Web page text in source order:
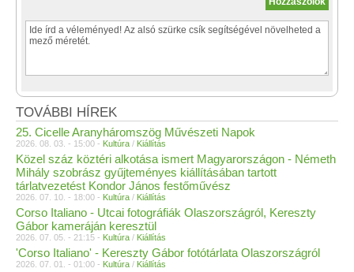
TOVÁBBI HÍREK
25. Cicelle Aranyháromszög Művészeti Napok
2026. 08. 03. - 15:00 - Kultúra / Kiállítás
Közel száz köztéri alkotása ismert Magyarországon - Németh
Mihály szobrász gyűjteményes kiállításában tartott
tárlatvezetést Kondor János festőművész
2026. 07. 10. - 18:00 - Kultúra / Kiállítás
Corso Italiano - Utcai fotográfiák Olaszországról, Kereszty
Gábor kameráján keresztül
2026. 07. 05. - 21:15 - Kultúra / Kiállítás
'Corso Italiano' - Kereszty Gábor fotótárlata Olaszországról
2026. 07. 01. - 01:00 - Kultúra / Kiállítás